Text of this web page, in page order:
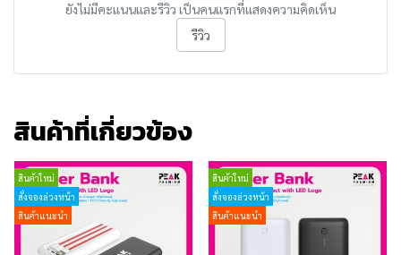
ยังไม่มีคะแนนและรีวิว เป็นคนแรกที่แสดงความคิดเห็น
รีวิว
สินค้าที่เกี่ยวข้อง
สินค้าใหม่
สั่งจองล่วงหน้า
สินค้าแนะนำ
สินค้าใหม่
สั่งจองล่วงหน้า
สินค้าแนะนำ